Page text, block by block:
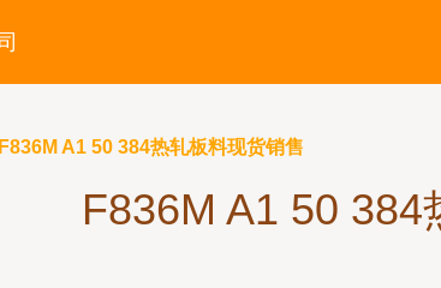
F836M A1 50 384热轧板料现货销售
F836M A1 50 384